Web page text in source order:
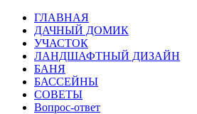
ГЛАВНАЯ
ДАЧНЫЙ ДОМИК
УЧАСТОК
ЛАНДШАФТНЫЙ ДИЗАЙН
БАНЯ
БАССЕЙНЫ
СОВЕТЫ
Вопрос-ответ